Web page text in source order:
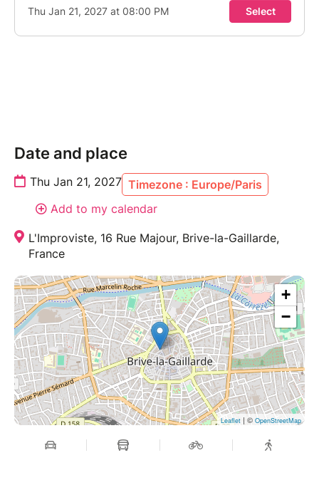
Date and place
Thu Jan 21, 2027 Timezone : Europe/Paris
Add to my calendar
L'Improviste, 16 Rue Majour, Brive-la-Gaillarde,
France
+
−
Leaflet | © OpenStreetMap